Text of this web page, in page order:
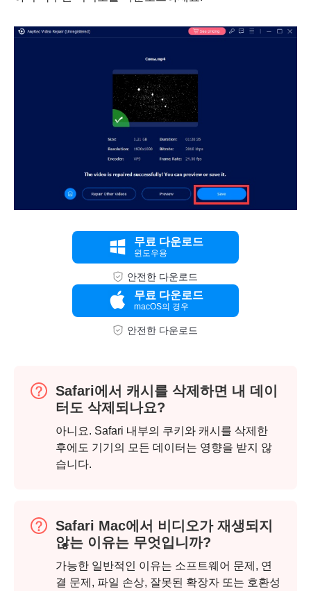
1 단계.
무료 다운로드
윈도우용
안전한 다운로드
무료 다운로드
macOS의 경우
안전한 다운로드
Safari에서 캐시를 삭제하면 내 데이
터도 삭제되나요?
아니요. Safari 내부의 쿠키와 캐시를 삭제한
후에도 기기의 모든 데이터는 영향을 받지 않
습니다.
Safari Mac에서 비디오가 재생되지
않는 이유는 무엇입니까?
가능한 일반적인 이유는 소프트웨어 문제, 연
결 문제, 파일 손상, 잘못된 확장자 또는 호환성